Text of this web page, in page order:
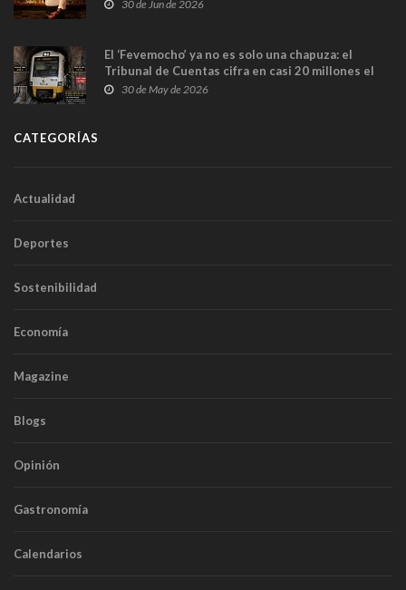
30 de Jun de 2026
El ‘Fevemocho’ ya no es solo una chapuza: el
Tribunal de Cuentas cifra en casi 20 millones el
sobrecoste de los trenes que no cabían por los
30 de May de 2026
CATEGORÍAS
Actualidad
Deportes
Sostenibilidad
Economía
Magazine
Blogs
Opinión
Gastronomía
Calendarios